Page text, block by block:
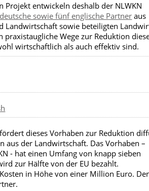
Projekt entwickeln deshalb der NLWKN
sowie fünf englische Partner aus
Landwirtschaft sowie beteiligten
praxistaugliche Wege zur Reduktion
wirtschaftlich als auch effektiv sind.
dieses Vorhaben zur Reduktion
aus der Landwirtschaft. Das Vorhaben –
- hat einen Umfang von knapp sieben
zur Hälfte von der EU bezahlt.
in Höhe von einer Million Euro.